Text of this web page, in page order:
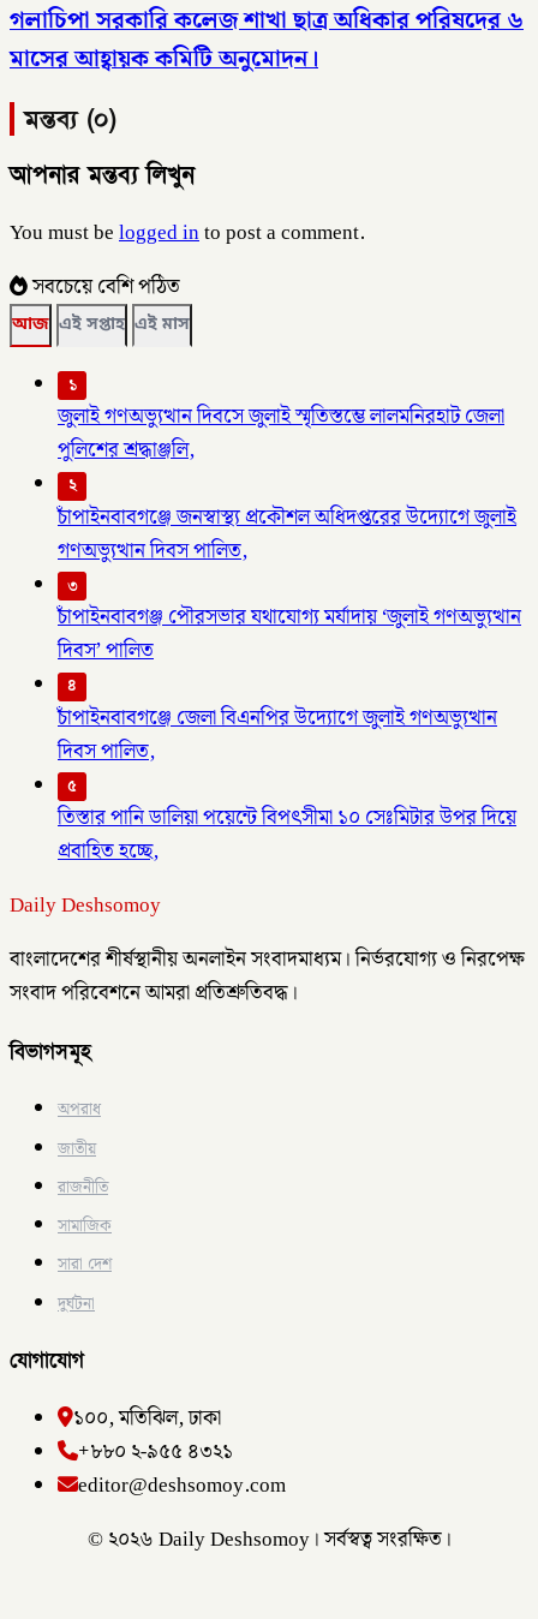
গলাচিপা সরকারি কলেজ শাখা ছাত্র অধিকার পরিষদের ৬
মাসের আহ্বায়ক কমিটি অনুমোদন।
মন্তব্য (০)
আপনার মন্তব্য লিখুন
You must belogged into post a comment.
সবচেয়ে বেশি পঠিত
আজ এই সপ্তাহ এই মাস
১
জুলাই গণঅভ্যুত্থান দিবসে জুলাই স্মৃতিস্তম্ভে লালমনিরহাট জেলা
পুলিশের শ্রদ্ধাঞ্জলি,
২
চাঁপাইনবাবগঞ্জে জনস্বাস্থ্য প্রকৌশল অধিদপ্তরের উদ্যোগে জুলাই
গণঅভ্যুত্থান দিবস পালিত,
৩
চাঁপাইনবাবগঞ্জ পৌরসভার যথাযোগ্য মর্যাদায় ‘জুলাই গণঅভ্যুত্থান
দিবস’ পালিত
৪
চাঁপাইনবাবগঞ্জে জেলা বিএনপির উদ্যোগে জুলাই গণঅভ্যুত্থান
দিবস পালিত,
৫
তিস্তার পানি ডালিয়া পয়েন্টে বিপৎসীমা ১০ সেঃমিটার উপর দিয়ে
প্রবাহিত হচ্ছে,
Daily Deshsomoy
বাংলাদেশের শীর্ষস্থানীয় অনলাইন সংবাদমাধ্যম। নির্ভরযোগ্য ও নিরপেক্ষ
সংবাদ পরিবেশনে আমরা প্রতিশ্রুতিবদ্ধ।
বিভাগসমূহ
অপরাধ
জাতীয়
রাজনীতি
সামাজিক
সারা দেশ
দুর্ঘটনা
যোগাযোগ
১০০, মতিঝিল, ঢাকা
+৮৮০ ২-৯৫৫ ৪৩২১
editor@deshsomoy.com
© ২০২৬ Daily Deshsomoy। সর্বস্বত্ব সংরক্ষিত।